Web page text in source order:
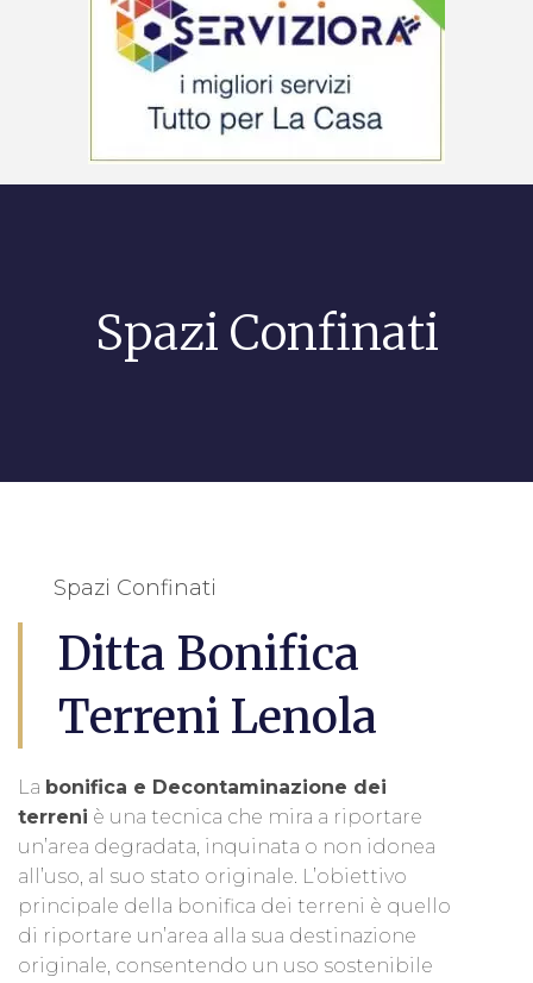
Spazi Confinati
Spazi Confinati
Ditta Bonifica
Terreni Lenola
La bonifica e Decontaminazione dei
terreni è una tecnica che mira a riportare
un’area degradata, inquinata o non idonea
all’uso, al suo stato originale. L’obiettivo
principale della bonifica dei terreni è quello
di riportare un’area alla sua destinazione
originale, consentendo un uso sostenibile